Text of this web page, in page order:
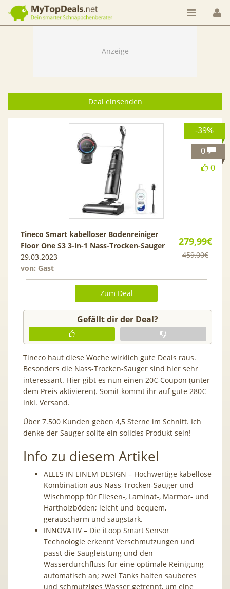
Dein smarter Schnäppchenberater
Deal einsenden
-39%
0
0
279,99€
459,00€
Tineco Smart kabelloser Bodenreiniger
Floor One S3 3-in-1 Nass-Trocken-Sauger
29.03.2023
von: Gast
Zum Deal
Gefällt dir der Deal?
Tineco haut diese Woche wirklich gute Deals raus.
Besonders die Nass-Trocken-Sauger sind hier sehr
interessant. Hier gibt es nun einen 20€-Coupon (unter
dem Preis aktivieren). Somit kommt ihr auf gute 280€
inkl. Versand.
Über 7.500 Kunden geben 4,5 Sterne im Schnitt. Ich
denke der Sauger sollte ein solides Produkt sein!
Info zu diesem Artikel
ALLES IN EINEM DESIGN – Hochwertige kabellose
Kombination aus Nass-Trocken-Sauger und
Wischmopp für Fliesen-, Laminat-, Marmor- und
Hartholzböden; leicht und bequem,
geräuscharm und saugstark.
INNOVATIV – Die iLoop Smart Sensor
Technologie erkennt Verschmutzungen und
passt die Saugleistung und den
Wasserdurchfluss für eine optimale Reinigung
automatisch an; zwei Tanks halten sauberes
und schmutziges Wasser getrennt, um eine